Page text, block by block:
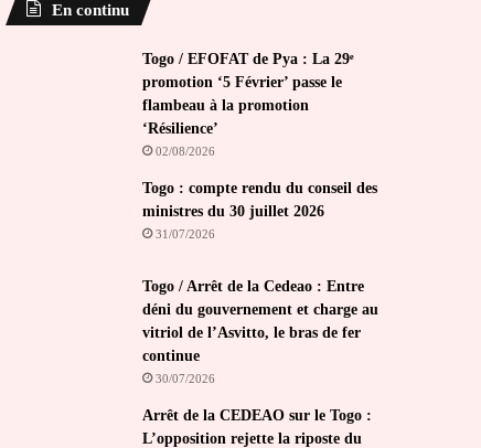
En continu
Togo / EFOFAT de Pya : La 29ᵉ
promotion ‘5 Février’ passe le
flambeau à la promotion
‘Résilience’
02/08/2026
Togo : compte rendu du conseil des
ministres du 30 juillet 2026
31/07/2026
Togo / Arrêt de la Cedeao : Entre
déni du gouvernement et charge au
vitriol de l’Asvitto, le bras de fer
continue
30/07/2026
Arrêt de la CEDEAO sur le Togo :
L’opposition rejette la riposte du